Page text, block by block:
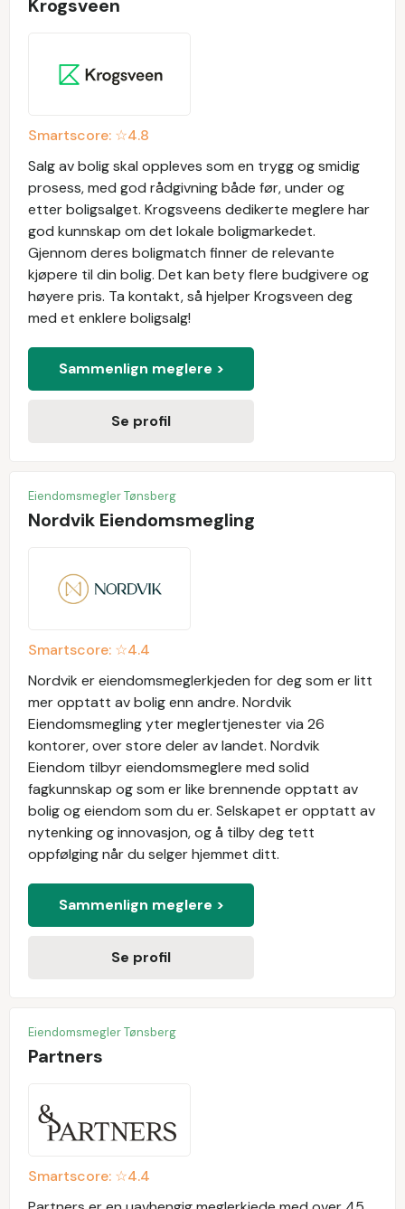
Krogsveen
Smartscore: ☆4.8
Salg av bolig skal oppleves som en trygg og smidig
prosess, med god rådgivning både før, under og
etter boligsalget. Krogsveens dedikerte meglere har
god kunnskap om det lokale boligmarkedet.
Gjennom deres boligmatch finner de relevante
kjøpere til din bolig. Det kan bety flere budgivere og
høyere pris. Ta kontakt, så hjelper Krogsveen deg
med et enklere boligsalg!
Sammenlign meglere >
Se profil
Eiendomsmegler Tønsberg
Nordvik Eiendomsmegling
Smartscore: ☆4.4
Nordvik er eiendomsmeglerkjeden for deg som er litt
mer opptatt av bolig enn andre. Nordvik
Eiendomsmegling yter meglertjenester via 26
kontorer, over store deler av landet. Nordvik
Eiendom tilbyr eiendomsmeglere med solid
fagkunnskap og som er like brennende opptatt av
bolig og eiendom som du er. Selskapet er opptatt av
nytenking og innovasjon, og å tilby deg tett
oppfølging når du selger hjemmet ditt.
Sammenlign meglere >
Se profil
Eiendomsmegler Tønsberg
Partners
Smartscore: ☆4.4